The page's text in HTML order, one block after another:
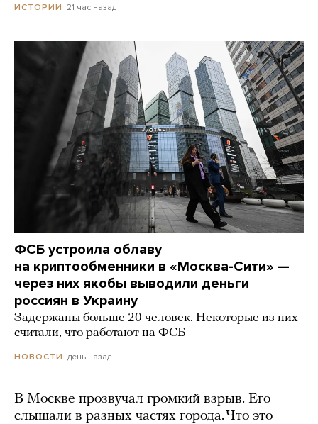
ИСТОРИИ 21 час назад
ФСБ устроила облаву
на криптообменники в «Москва-Сити» —
через них якобы выводили деньги
россиян в Украину
Задержаны больше 20 человек. Некоторые из них
считали, что работают на ФСБ
НОВОСТИ день назад
В Москве прозвучал громкий взрыв. Его
слышали в разных частях города. Что это